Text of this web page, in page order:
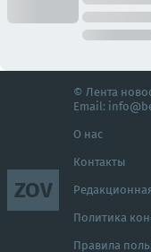
ZOV
© Лента
Email:
О нас
Контакты
Политика
Правила